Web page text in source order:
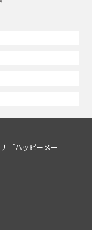
「ハッピーメー